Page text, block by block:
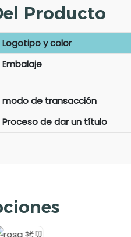
Producto
Logotipo y color
Embalaje
modo de transacción
Proceso de dar un título